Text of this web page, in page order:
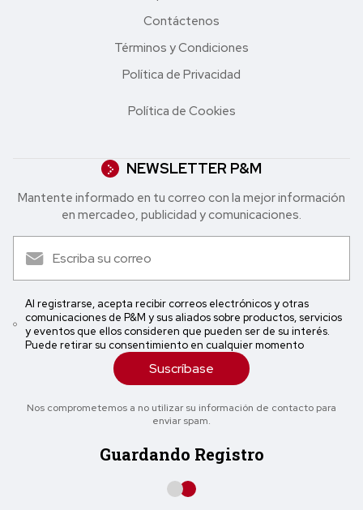
Contáctenos
Términos y Condiciones
Política de Privacidad
Política de Cookies
NEWSLETTER P&M
Mantente informado en tu correo con la mejor in formación
en mercadeo, publicidad y comunicaciones.
Al registrarse, acepta recibir correos electrónicos y otras
comunicaciones de P&M y sus aliados sobre productos, servicios
y eventos que ellos consideren que pueden ser de su interés.
Puede retirar su consentimiento en cualquier momento
Suscríbase
Nos comprometemos a no utilizar su información de contacto para
enviar spam.
Guardando Registro